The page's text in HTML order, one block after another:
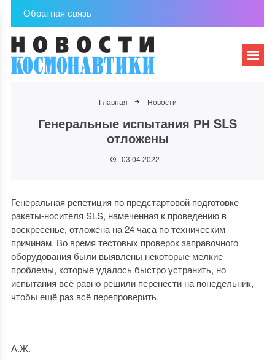
Обратная связь
Главная Новости
Генеральные испытания РН SLS
отложены
03.04.2022
Генеральная репетиция по предстартовой подготовке
ракеты-носителя SLS, намеченная к проведению в
воскресенье, отложена на 24 часа по техническим
причинам. Во время тестовых проверок заправочного
оборудования были выявлены некоторые мелкие
проблемы, которые удалось быстро устранить, но
испытания всё равно решили перенести на понедельник,
чтобы ещё раз всё перепроверить.
А.Ж.